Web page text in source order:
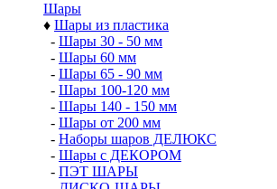
Шары
♦ Шары из пластика
- Шары 30 - 50 мм
- Шары 60 мм
- Шары 65 - 90 мм
- Шары 100-120 мм
- Шары 140 - 150 мм
- Шары от 200 мм
- Наборы шаров ДЕЛЮКС
- Шары с ДЕКОРОМ
- ПЭТ ШАРЫ